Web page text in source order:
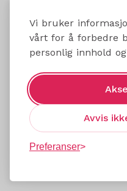
Vi bruker
vårt for å forbedre
personlig innhold
Avvis
Preferanser